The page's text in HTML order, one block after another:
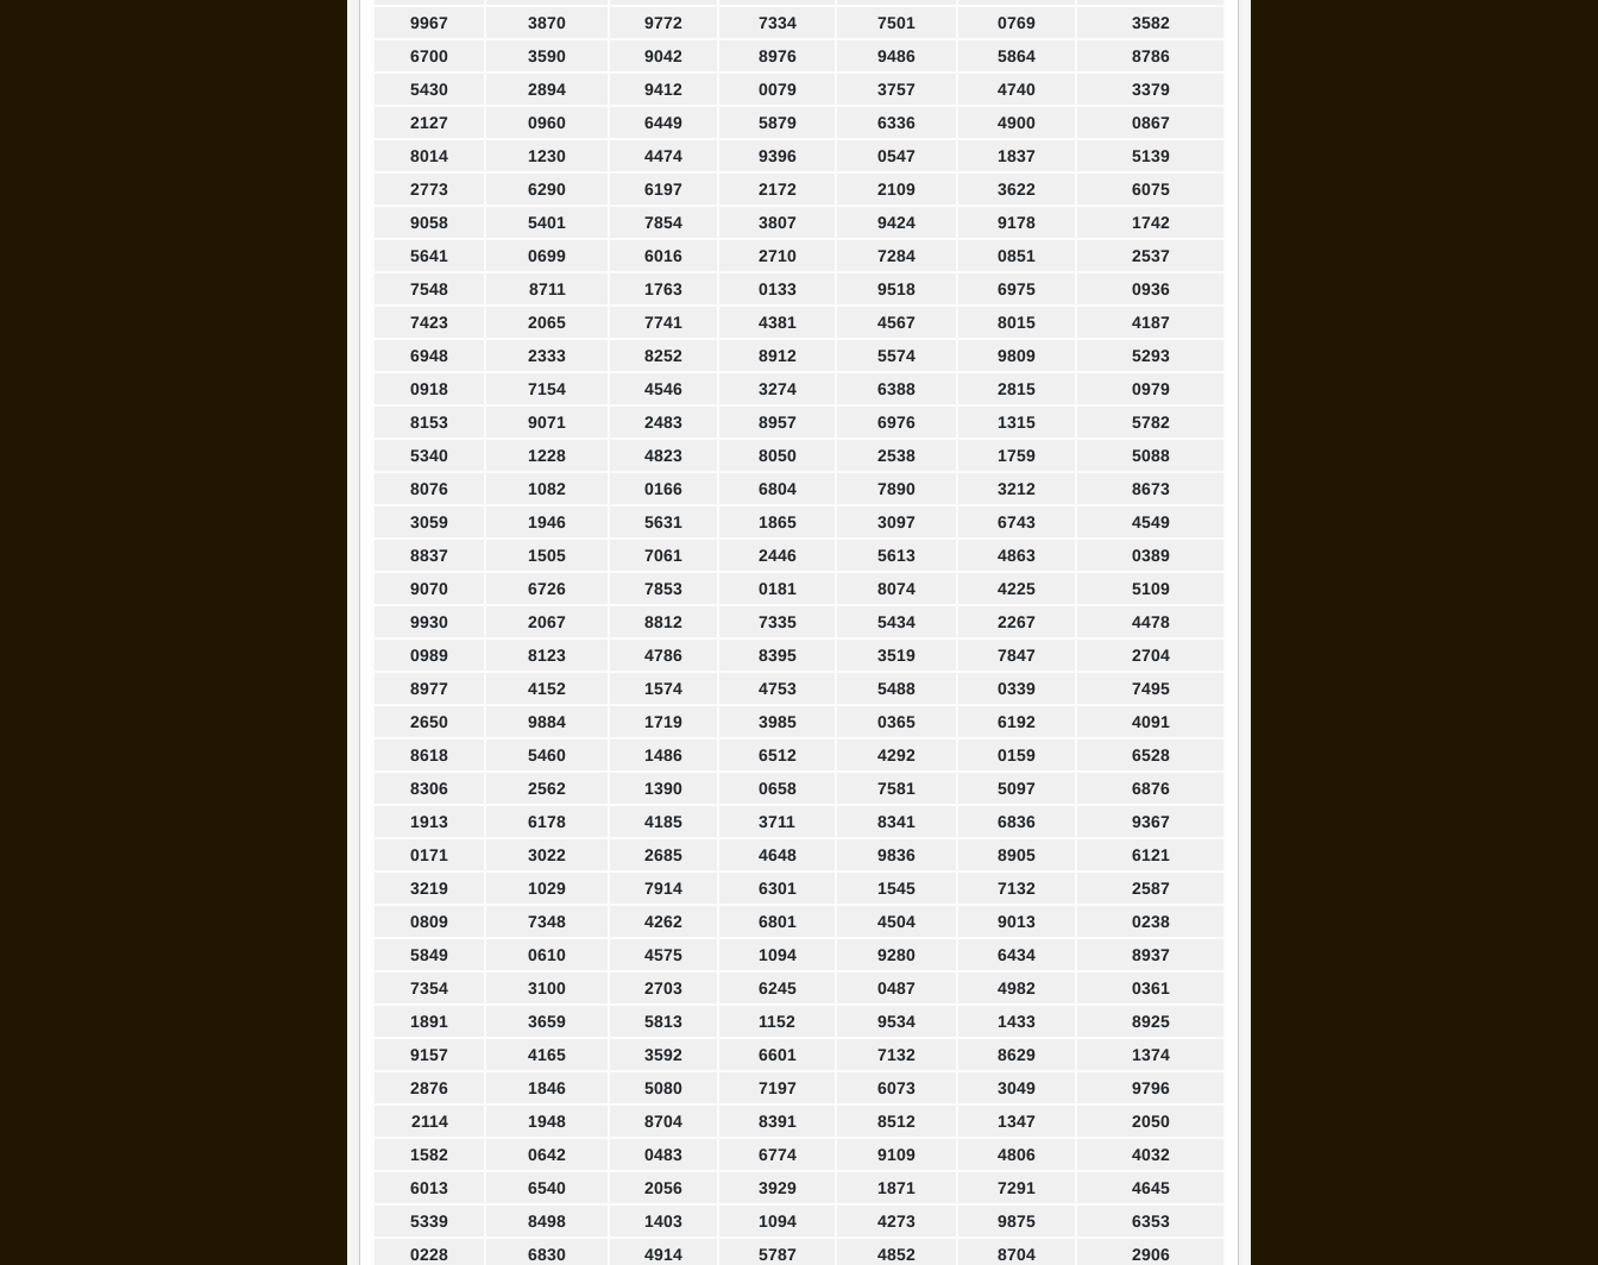
9967
3870 9772 7334 7501 0769
3582
6700
3590 9042 8976 9486 5864
8786
5430
2894 9412 0079 3757 4740
3379
2127
0960 6449 5879 6336 4900
0867
8014
1230 4474 9396 0547 1837
5139
2773
6290 6197 2172 2109 3622
6075
9058
5401 7854 3807 9424 9178
1742
5641
0699 6016 2710 7284 0851
2537
7548
8711 1763 0133 9518 6975
0936
7423
2065 7741 4381 4567 8015
4187
6948
2333 8252 8912 5574 9809
5293
0918
7154 4546 3274 6388 2815
0979
8153
9071 2483 8957 6976 1315
5782
5340
1228 4823 8050 2538 1759
5088
8076
1082 0166 6804 7890 3212
8673
3059
1946 5631 1865 3097 6743
4549
8837
1505 7061 2446 5613 4863
0389
9070
6726 7853 0181 8074 4225
5109
9930
2067 8812 7335 5434 2267
4478
0989
8123 4786 8395 3519 7847
2704
8977
4152 1574 4753 5488 0339
7495
2650
9884 1719 3985 0365 6192
4091
8618
5460 1486 6512 4292 0159
6528
8306
2562 1390 0658 7581 5097
6876
1913
6178 4185 3711 8341 6836
9367
0171
3022 2685 4648 9836 8905
6121
3219
1029 7914 6301 1545 7132
2587
0809
7348 4262 6801 4504 9013
0238
5849
0610 4575 1094 9280 6434
8937
7354
3100 2703 6245 0487 4982
0361
1891
3659 5813 1152 9534 1433
8925
9157
4165 3592 6601 7132 8629
1374
2876
1846 5080 7197 6073 3049
9796
2114
1948 8704 8391 8512 1347
2050
1582
0642 0483 6774 9109 4806
4032
6013
6540 2056 3929 1871 7291
4645
5339
8498 1403 1094 4273 9875
6353
0228
6830 4914 5787 4852 8704
2906